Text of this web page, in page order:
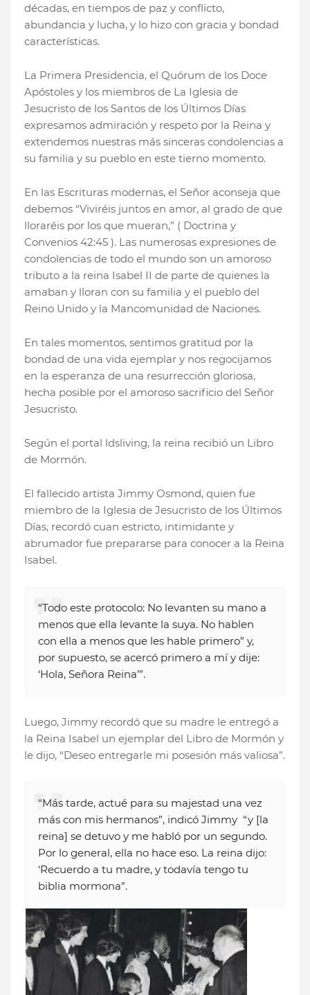
décadas, en tiempos de paz y conflicto,
abundancia y lucha, y lo hizo con gracia y bondad
características.
La Primera Presidencia, el Quórum de los Doce
Apóstoles y los miembros de La Iglesia de
Jesucristo de los Santos de los Últimos Días
expresamos admiración y respeto por la Reina y
extendemos nuestras más sinceras condolencias a
su familia y su pueblo en este tierno momento.
En las Escrituras modernas, el Señor aconseja que
debemos “Viviréis juntos en amor, al grado de que
lloraréis por los que mueran,” ( Doctrina y
Convenios 42:45 ). Las numerosas expresiones de
condolencias de todo el mundo son un amoroso
tributo a la reina Isabel II de parte de quienes la
amaban y lloran con su familia y el pueblo del
Reino Unido y la Mancomunidad de Naciones.
En tales momentos, sentimos gratitud por la
bondad de una vida ejemplar y nos regocijamos
en la esperanza de una resurrección gloriosa,
hecha posible por el amoroso sacrificio del Señor
Jesucristo.
Según el portal ldsliving, la reina recibió un Libro
de Mormón.
El fallecido artista Jimmy Osmond, quien fue
miembro de la Iglesia de Jesucristo de los Últimos
Días, recordó cuan estricto, intimidante y
abrumador fue prepararse para conocer a la Reina
Isabel.
“Todo este protocolo: No levanten su mano a
menos que ella levante la suya. No hablen
con ella a menos que les hable primero” y,
por supuesto, se acercó primero a mí y dije:
‘Hola, Señora Reina’”.
Luego, Jimmy recordó que su madre le entregó a
la Reina Isabel un ejemplar del Libro de Mormón y
le dijo, “Deseo entregarle mi posesión más valiosa”.
“Más tarde, actué para su majestad una vez
más con mis hermanos”, indicó Jimmy “y [la
reina] se detuvo y me habló por un segundo.
Por lo general, ella no hace eso. La reina dijo:
‘Recuerdo a tu madre, y todavía tengo tu
biblia mormona”.